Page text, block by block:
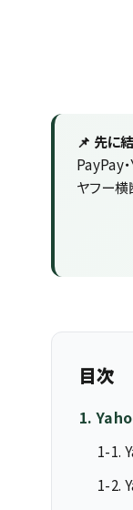
📌 先に
PayPay
ヤフー
目次
1.
1-1.
1-2.